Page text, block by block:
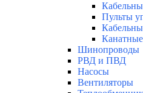
Пульты
Шинопроводы
РВД и ПВД
Насосы
Вентиляторы